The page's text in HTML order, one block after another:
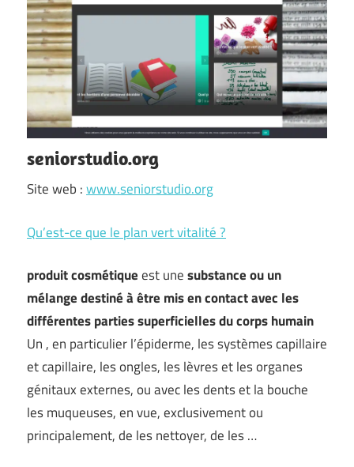
seniorstudio.org
Site web :www.seniorstudio.org
Qu’est-ce que le plan vert vitalité ?
produit cosmétiqueest unesubstance ou un
mélange destiné à être mis en contact avec les
différentes parties superficielles du corps humain
Un , en particulier l’épiderme, les systèmes capillaire
et capillaire, les ongles, les lèvres et les organes
génitaux externes, ou avec les dents et la bouche
les muqueuses, en vue, exclusivement ou
principalement, de les nettoyer, de les …